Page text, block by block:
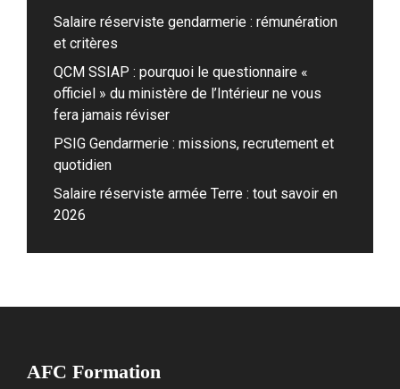
Salaire réserviste gendarmerie : rémunération
et critères
QCM SSIAP : pourquoi le questionnaire «
officiel » du ministère de l’Intérieur ne vous
fera jamais réviser
PSIG Gendarmerie : missions, recrutement et
quotidien
Salaire réserviste armée Terre : tout savoir en
2026
AFC Formation